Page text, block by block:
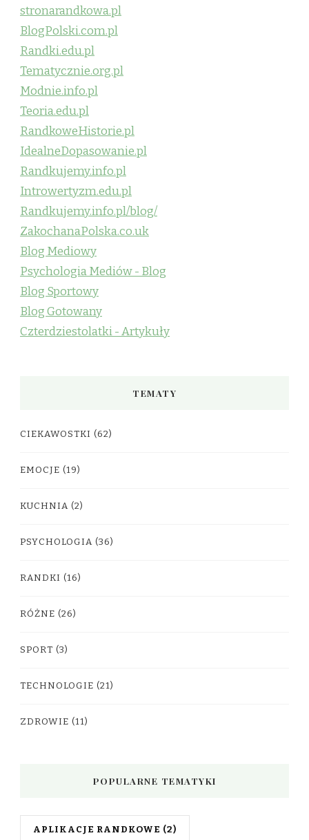
stronarandkowa.pl
BlogPolski.com.pl
Randki.edu.pl
Tematycznie.org.pl
Modnie.info.pl
Teoria.edu.pl
RandkoweHistorie.pl
IdealneDopasowanie.pl
Randkujemy.info.pl
Introwertyzm.edu.pl
Randkujemy.info.pl/blog/
ZakochanaPolska.co.uk
Blog Mediowy
Psychologia Mediów - Blog
Blog Sportowy
Blog Gotowany
Czterdziestolatki - Artykuły
TEMATY
CIEKAWOSTKI (62)
EMOCJE (19)
KUCHNIA (2)
PSYCHOLOGIA (36)
RANDKI (16)
RÓŻNE (26)
SPORT (3)
TECHNOLOGIE (21)
ZDROWIE (11)
POPULARNE TEMATYKI
APLIKACJE RANDKOWE (2)